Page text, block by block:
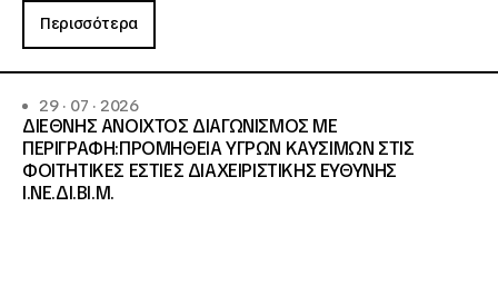
Περισσότερα
29 · 07 · 2026
ΔΙΕΘΝΗΣ ΑΝΟΙΧΤΟΣ ΔΙΑΓΩΝΙΣΜΟΣ ΜΕ
ΠΕΡΙΓΡΑΦΗ:ΠΡΟΜΗΘΕΙΑ ΥΓΡΩΝ ΚΑΥΣΙΜΩΝ ΣΤΙΣ
ΦΟΙΤΗΤΙΚΕΣ ΕΣΤΙΕΣ ΔΙΑΧΕΙΡΙΣΤΙΚΗΣ ΕΥΘΥΝΗΣ
Ι.ΝΕ.ΔΙ.ΒΙ.Μ.